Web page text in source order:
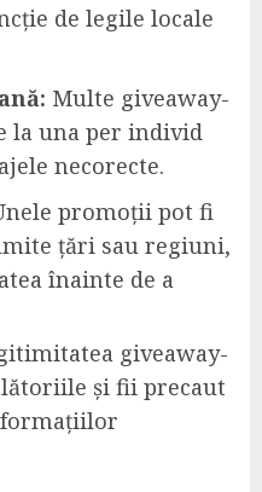
de legile locale
Multe giveaway-
la una per individ
necorecte.
promoții pot fi
țări sau regiuni,
înainte de a
giveaway-
și fii precaut